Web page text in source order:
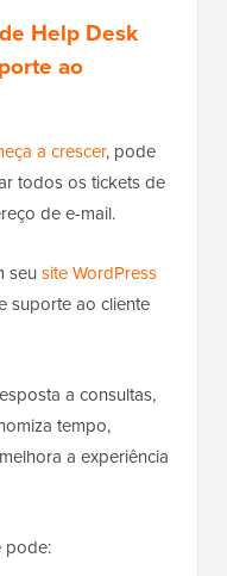
Help Desk
ao
a crescer, pode
todos os tickets de
de e-mail.
seu site WordPress
suporte ao cliente
a consultas,
tempo,
a experiência
pode: